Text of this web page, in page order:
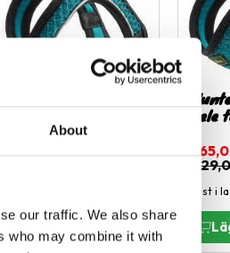
About
our traffic. We also share
who may combine it with
sele
1 st i